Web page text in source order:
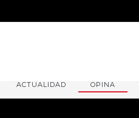
ACTUALIDAD OPINA